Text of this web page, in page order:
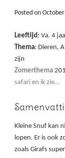
Posted on
Leeftijd: Va. 4
Thema: Dieren,
zijn
Zomerthema
safari en ik zie…
Kleine Snuf kan
lopen. Er is ook
zoals Girafs